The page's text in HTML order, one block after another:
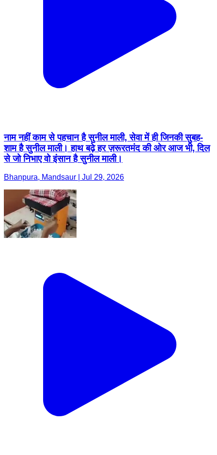
नाम नहीं काम से पहचान है सुनील माली, सेवा में ही जिनकी सुबह-
शाम है सुनील माली। हाथ बढ़े हर ज़रूरतमंद की ओर आज भी, दिल
से जो निभाए वो इंसान है सुनील माली।
Bhanpura, Mandsaur | Jul 29, 2026